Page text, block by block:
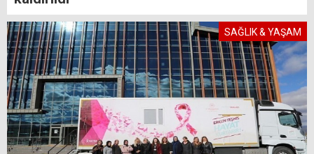
SAĞLIK & YAŞAM